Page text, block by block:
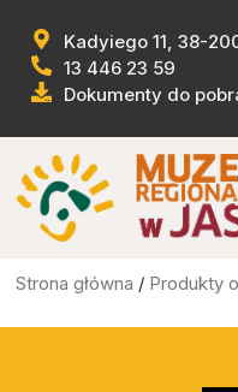
Kadyiego 11, 38-
13 446 23 59
Dokumenty do
Strona główna / Produkty